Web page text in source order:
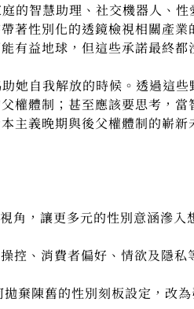
智慧助理、社交機器人、性
著性別化的透鏡檢視相關產
有益地球，但這些承諾最終都
自我解放的時候。透過這些
權體制；甚至應該要思考，
主義晚期與後父權體制的嶄
，讓更多元的性別意涵滲入
、消費者偏好、情欲及隱私
陳舊的性別刻板設定，改